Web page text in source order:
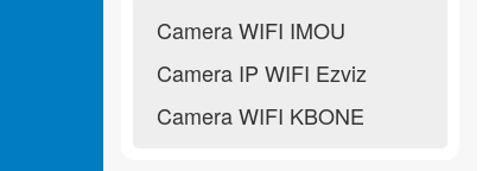
Camera WIFI IMOU
Camera IP WIFI Ezviz
Camera WIFI KBONE